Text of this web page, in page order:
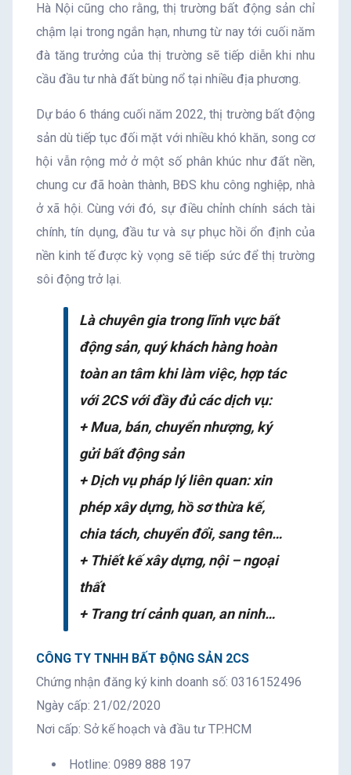
Hà Nội cũng cho rằng, thị trường bất động sản chỉ
chậm lại trong ngắn hạn, nhưng từ nay tới cuối năm
đà tăng trưởng của thị trường sẽ tiếp diễn khi nhu
cầu đầu tư nhà đất bùng nổ tại nhiều địa phương.
Dự báo 6 tháng cuối năm 2022, thị trường bất động
sản dù tiếp tục đối mặt với nhiều khó khăn, song cơ
hội vẫn rộng mở ở một số phân khúc như đất nền,
chung cư đã hoàn thành, BĐS khu công nghiệp, nhà
ở xã hội. Cùng với đó, sự điều chỉnh chính sách tài
chính, tín dụng, đầu tư và sự phục hồi ổn định của
nền kinh tế được kỳ vọng sẽ tiếp sức để thị trường
sôi động trở lại.
Là chuyên gia trong lĩnh vực bất
động sản, quý khách hàng hoàn
toàn an tâm khi làm việc, hợp tác
với 2CS với đầy đủ các dịch vụ:
+ Mua, bán, chuyển nhượng, ký
gửi bất động sản
+ Dịch vụ pháp lý liên quan: xin
phép xây dựng, hồ sơ thừa kế,
chia tách, chuyển đổi, sang tên…
+ Thiết kế xây dựng, nội – ngoại
thất
+ Trang trí cảnh quan, an ninh…
CÔNG TY TNHH BẤT ĐỘNG SẢN 2CS
Chứng nhận đăng ký kinh doanh số: 0316152496
Ngày cấp: 21/02/2020
Nơi cấp: Sở kế hoạch và đầu tư TP.HCM
Hotline: 0989 888 197